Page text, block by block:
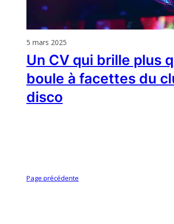
5 mars 2025
Un CV qui brille plus
boule à facettes du
disco
Page précédente